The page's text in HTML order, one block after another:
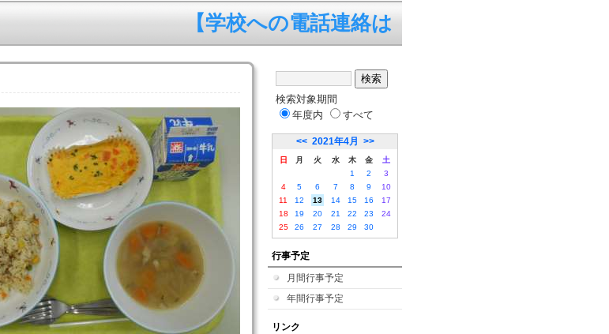
【学校への電話連絡は、平日の7:45～
検索対象期間
年度内
すべて
<< 2021年4月 >>
日 月 火 水 木 金
土
1
2
3
4
5 6 7 8 9
10
11
12 13 14 15 16
17
18
19 20 21 22 23
24
25
26 27 28 29 30
行事予定
月間行事予定
年間行事予定
リンク